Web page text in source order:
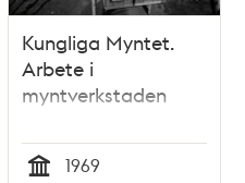
Kungliga Myntet.
Arbete i
myntverkstaden
1969